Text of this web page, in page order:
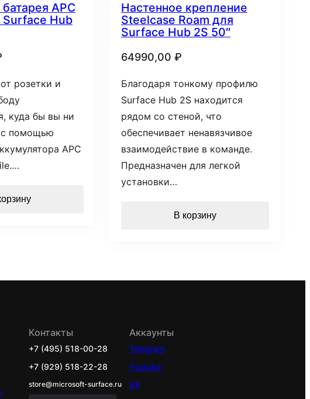
APC
Surface Hub
розетки и
куда бы вы ни
с помощью
APC
Настенное крепление
Steelcase Roam для
Surface Hub 2S 50″
64990,00 ₽
Благодаря тонкому профилю
Surface Hub 2S находится
рядом со стеной, что
обеспечивает ненавязчивое
взаимодействие в команде.
Предназначен для легкой
установки…
В корзину
Контакты
+7 (495) 518-00-28
+7 (929) 518-22-28
store@microsoft-surface.ru
Аккаунты
Telegram
Youtube
VK